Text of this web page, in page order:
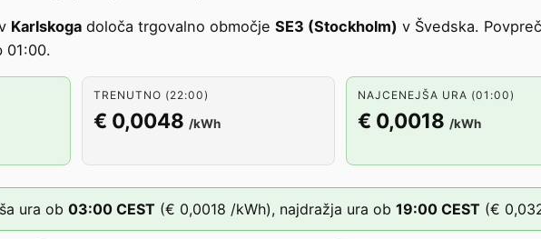
Karlskoga določa trgovalno območje SE3 (Stockholm) v Švedska.
01:00.
TRENUTNO (22:00)
€ 0,0048 /kWh
NAJCENEJŠA URA (01:00)
€ 0,0018 /kWh
ura ob 03:00 CEST (€ 0,0018 /kWh), najdražja ura ob 19:00 CEST (€